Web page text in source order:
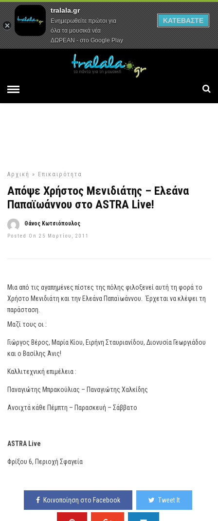
Αρχική Συνεντεύξεις Ρεπορτάζ
Αρχική » Επικαιρότητα
Απόψε Χρήστος Μενιδιάτης – Ελεάνα
Παπαϊωάννου στο ASTRA Live!
Θάνος Κωτσιόπουλος
Posted On 25 Μαρτίου, 2011
Μια από τις αγαπημένες πίστες της πόλης φιλοξενεί αυτή τη φορά το
Χρήστο Μενιδιάτη και την Ελεάνα Παπαϊωάννου. Έρχεται να κλέψει τη
παράσταση.
Μαζί τους οι :
Γιώργος Βέρος, Μαρία Κίου, Ειρήνη Σταυριανίδου, Διονυσία Γεωργιάδου
και ο Βασίλης Άνις!
Καλλιτεχνική επιμέλεια :
Παναγιώτης Μπρακούλιας – Παναγιώτης Χαλκίδης
Ανοιχτά κάθε Πέμπτη – Παρασκευή – Σάββατο
ASTRA Live
Φρίξου 6, Περιοχή Σφαγεία
Κοινοποίηση στο Facebook Tweet It
tralala.gr
Ενημερωθείτε πρώτοι για
όλα τα μουσικά νέα
ΔΩΡΕΑΝ - στο Google Play
ΚΑΤΕΒΑΣΤΕ